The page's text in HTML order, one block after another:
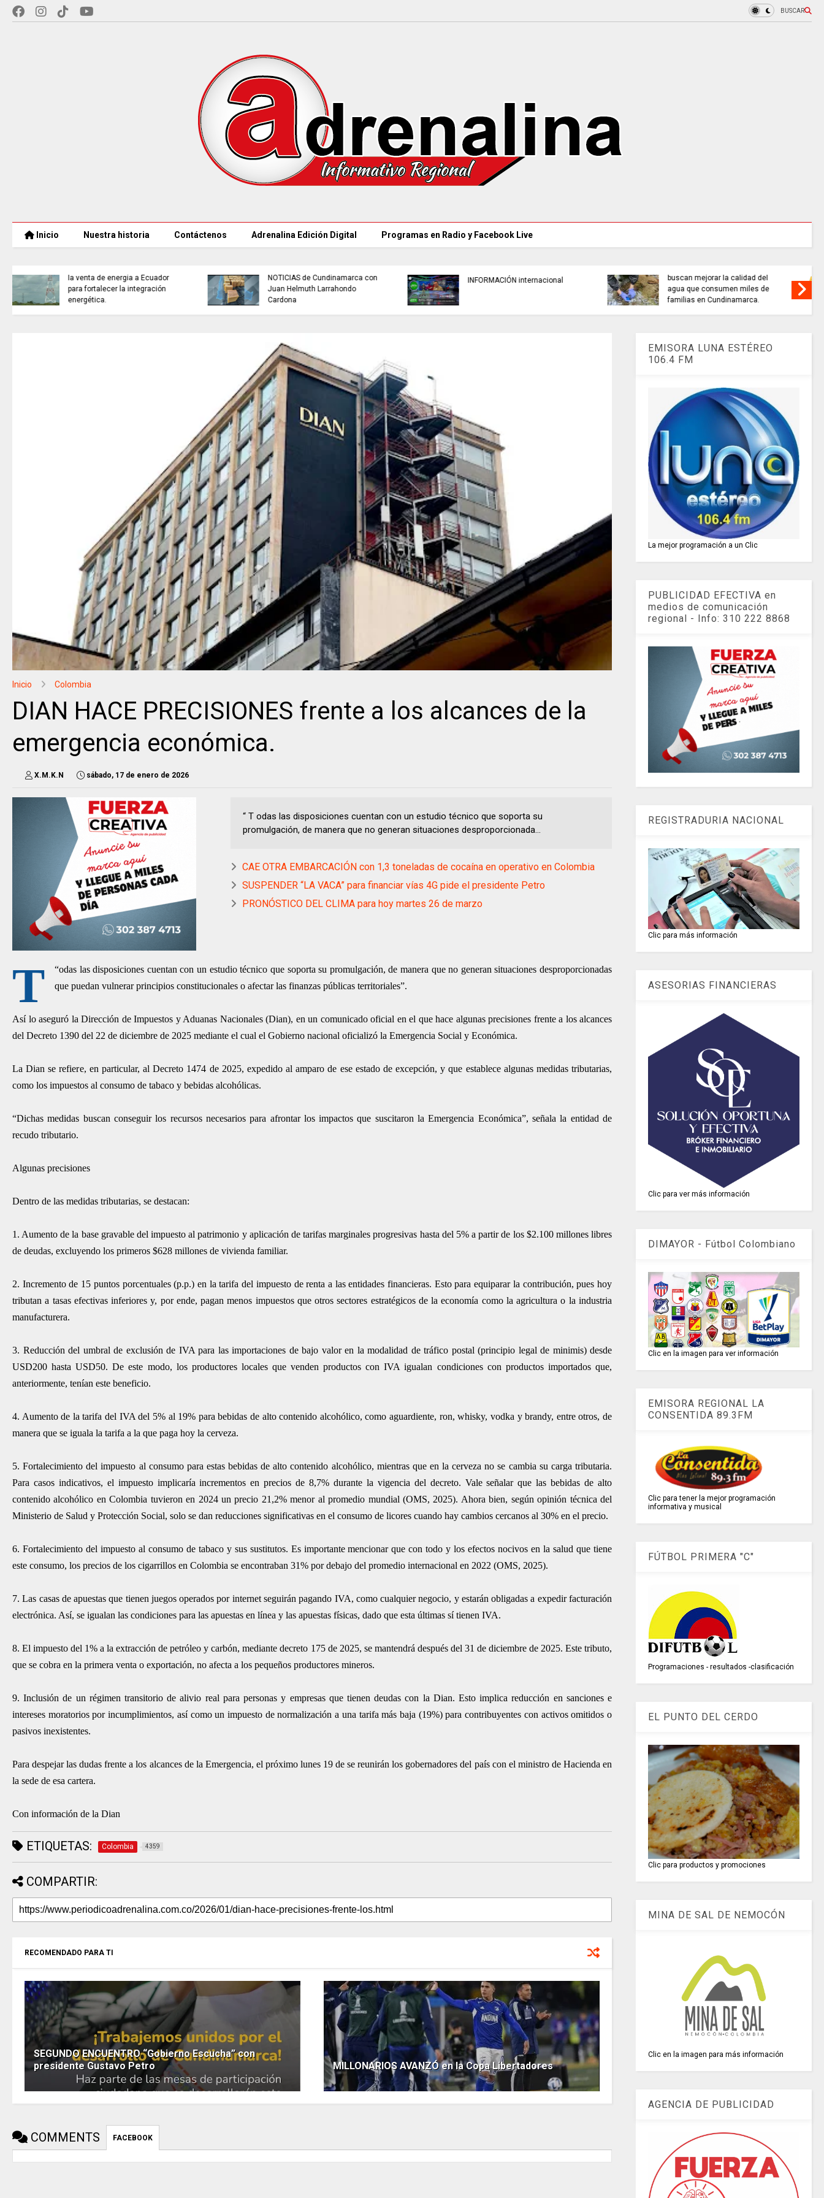
BUSCAR
Inicio Nuestra historia Contáctenos Adrenalina Edición Digital Programas en Radio y Facebook Live
NOTICIAS de Cundinamarca con
Juan Helmuth Larrahondo
Cardona
INFORMACIÓN internacional
buscan mejorar la calidad del
TRABAJO....................si hay //
jueves 6 de agosto de 2026
Inicio Colombia
DIAN HACE PRECISIONES frente a los alcances de la
emergencia económica.
X.M.K.N sábado, 17 de enero de 2026
“ T odas las disposiciones cuentan con un estudio técnico que soporta su
promulgación, de manera que no generan situaciones desproporcionada...
CAE OTRA EMBARCACIÓN con 1,3 toneladas de cocaína en operativo en Colombia
SUSPENDER “LA VACA” para financiar vías 4G pide el presidente Petro
PRONÓSTICO DEL CLIMA para hoy martes 26 de marzo
“
T
odas las disposiciones cuentan con un estudio técnico que soporta su promulgación, de manera que no generan situaciones desproporcionadas
que puedan vulnerar principios constitucionales o afectar las finanzas públicas territoriales”.
Así lo aseguró la Dirección de Impuestos y Aduanas Nacionales (Dian), en un comunicado oficial en el que hace algunas precisiones frente a los alcances
del Decreto 1390 del 22 de diciembre de 2025 mediante el cual el Gobierno nacional oficializó la Emergencia Social y Económica.
La Dian se refiere, en particular, al Decreto 1474 de 2025, expedido al amparo de ese estado de excepción, y que establece algunas medidas tributarias,
como los impuestos al consumo de tabaco y bebidas alcohólicas.
“Dichas medidas buscan conseguir los recursos necesarios para afrontar los impactos que suscitaron la Emergencia Económica”, señala la entidad de
recudo tributario.
Algunas precisiones
Dentro de las medidas tributarias, se destacan:
1. Aumento de la base gravable del impuesto al patrimonio y aplicación de tarifas marginales progresivas hasta del 5% a partir de los $2.100 millones libres
de deudas, excluyendo los primeros $628 millones de vivienda familiar.
2. Incremento de 15 puntos porcentuales (p.p.) en la tarifa del impuesto de renta a las entidades financieras. Esto para equiparar la contribución, pues hoy
tributan a tasas efectivas inferiores y, por ende, pagan menos impuestos que otros sectores estratégicos de la economía como la agricultura o la industria
manufacturera.
3. Reducción del umbral de exclusión de IVA para las importaciones de bajo valor en la modalidad de tráfico postal (principio legal de minimis) desde
USD200 hasta USD50. De este modo, los productores locales que venden productos con IVA igualan condiciones con productos importados que,
anteriormente, tenían este beneficio.
4. Aumento de la tarifa del IVA del 5% al 19% para bebidas de alto contenido alcohólico, como aguardiente, ron, whisky, vodka y brandy, entre otros, de
manera que se iguala la tarifa a la que paga hoy la cerveza.
5. Fortalecimiento del impuesto al consumo para estas bebidas de alto contenido alcohólico, mientras que en la cerveza no se cambia su carga tributaria.
Para casos indicativos, el impuesto implicaría incrementos en precios de 8,7% durante la vigencia del decreto. Vale señalar que las bebidas de alto
contenido alcohólico en Colombia tuvieron en 2024 un precio 21,2% menor al promedio mundial (OMS, 2025). Ahora bien, según opinión técnica del
Ministerio de Salud y Protección Social, solo se dan reducciones significativas en el consumo de licores cuando hay cambios cercanos al 30% en el precio.
6. Fortalecimiento del impuesto al consumo de tabaco y sus sustitutos. Es importante mencionar que con todo y los efectos nocivos en la salud que tiene
este consumo, los precios de los cigarrillos en Colombia se encontraban 31% por debajo del promedio internacional en 2022 (OMS, 2025).
7. Las casas de apuestas que tienen juegos operados por internet seguirán pagando IVA, como cualquier negocio, y estarán obligadas a expedir facturación
electrónica. Así, se igualan las condiciones para las apuestas en línea y las apuestas físicas, dado que esta últimas sí tienen IVA.
8. El impuesto del 1% a la extracción de petróleo y carbón, mediante decreto 175 de 2025, se mantendrá después del 31 de diciembre de 2025. Este tributo,
que se cobra en la primera venta o exportación, no afecta a los pequeños productores mineros.
9. Inclusión de un régimen transitorio de alivio real para personas y empresas que tienen deudas con la Dian. Esto implica reducción en sanciones e
intereses moratorios por incumplimientos, así como un impuesto de normalización a una tarifa más baja (19%) para contribuyentes con activos omitidos o
pasivos inexistentes.
Para despejar las dudas frente a los alcances de la Emergencia, el próximo lunes 19 de se reunirán los gobernadores del país con el ministro de Hacienda en
la sede de esa cartera.
Con información de la Dian
ETIQUETAS: Colombia 4359
COMPARTIR:
RECOMENDADO PARA TI
SEGUNDO ENCUENTRO “Gobierno Escucha” con
presidente Gustavo Petro
MILLONARIOS AVANZÓ en la Copa Libertadores
COMMENTS FACEBOOK
EMISORA LUNA ESTÉREO
106.4 FM
La mejor programación a un Clic
PUBLICIDAD EFECTIVA en
medios de comunicación
regional - Info: 310 222 8868
REGISTRADURIA NACIONAL
Clic para más información
ASESORIAS FINANCIERAS
Clic para ver más información
DIMAYOR - Fútbol Colombiano
Clic en la imagen para ver información
EMISORA REGIONAL LA
CONSENTIDA 89.3FM
Clic para tener la mejor programación
informativa y musical
FÚTBOL PRIMERA "C"
Programaciones - resultados -clasificación
EL PUNTO DEL CERDO
Clic para productos y promociones
MINA DE SAL DE NEMOCÓN
Clic en la imagen para más información
AGENCIA DE PUBLICIDAD